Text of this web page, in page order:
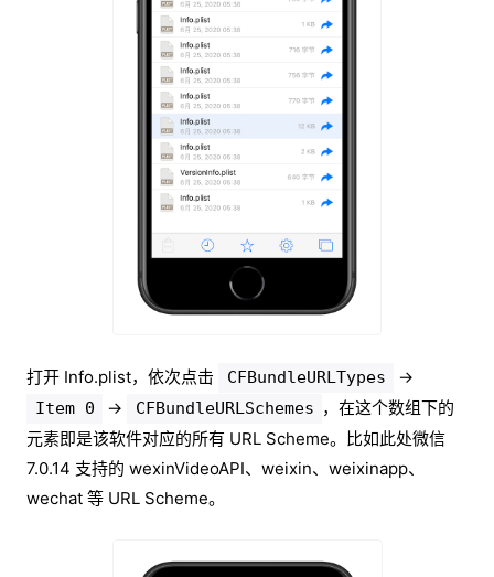
打开 Info.plist，依次点击 CFBundleURLTypes →
Item 0 → CFBundleURLSchemes ，在这个数组下的
元素即是该软件对应的所有 URL Scheme。比如此处微信
7.0.14 支持的 wexinVideoAPI、weixin、weixinapp、
wechat 等 URL Scheme。